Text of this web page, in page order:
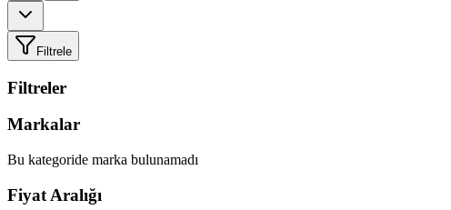
Filtrele
Filtreler
Markalar
Bu kategoride marka bulunamadı
Fiyat Aralığı